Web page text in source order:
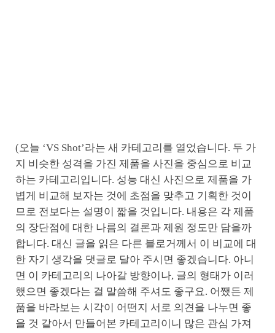
(오늘 ‘VS Shot’라는 새 카테고리를 열었습니다. 두 가
지 비슷한 성격을 가진 제품을 사진을 중심으로 비교
하는 카테고리입니다. 성능 대신 사진으로 제품을 가
볍게 비교해 보자는 것에 초점을 맞추고 기획한 것이
므로 전보다는 설명이 짧을 것입니다. 내용은 각 제품
의 장단점에 대한 나름의 결론과 제원 정도만 담을까
합니다. 대신 글을 읽은 다른 블로거께서 이 비교에 대
한 자기 생각을 댓글로 달아 주시면 좋겠습니다. 아니
면 이 카테고리의 나아갈 방향이나, 글의 형태가 이러
했으면 좋겠다는 걸 말씀해 주셔도 좋구요. 어쨌든 제
품을 바라보는 시각이 어떤지 서로 의견을 나누면 좋
을 것 같아서 만들어본 카테고리이니 많은 관심 가져